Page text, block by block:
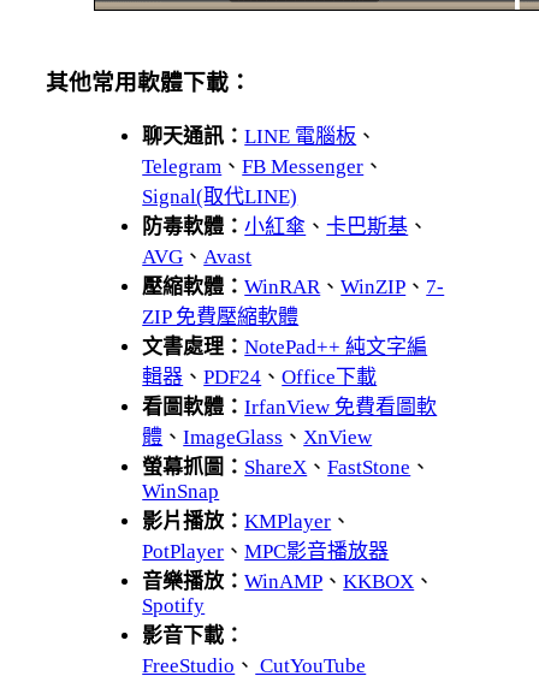
其他常用軟體下載：
聊天通訊：LINE 電腦板 、
Telegram 、FB Messenger 、
Signal(取代LINE)
防毒軟體：小紅傘 、卡巴斯基 、
AVG 、 Avast
壓縮軟體：WinRAR 、WinZIP 、 7-
ZIP 免費壓縮軟體
文書處理：NotePad++ 純文字編
輯器 、PDF24 、Office下載
看圖軟體：IrfanView 免費看圖軟
體 、ImageGlass 、 XnView
螢幕抓圖： ShareX 、FastStone 、
WinSnap
影片播放：KMPlayer 、
PotPlayer 、MPC影音播放器
音樂播放：WinAMP 、KKBOX 、
Spotify
影音下載：
FreeStudio 、 CutYouTube